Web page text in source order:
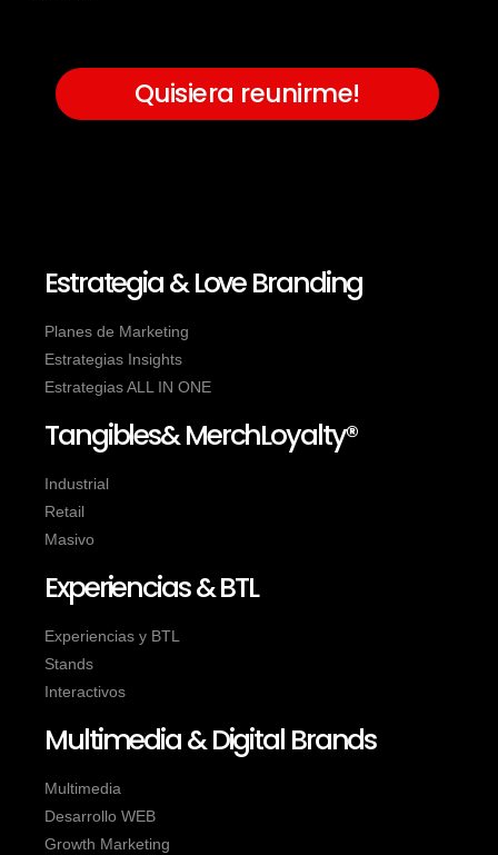
Quisiera reunirme!
Estrategia & Love Branding
Planes de Marketing
Estrategias Insights
Estrategias ALL IN ONE
Tangibles& MerchLoyalty®
Industrial
Retail
Masivo
Experiencias & BTL
Experiencias y BTL
Stands
Interactivos
Multimedia & Digital Brands
Multimedia
Desarrollo WEB
Growth Marketing